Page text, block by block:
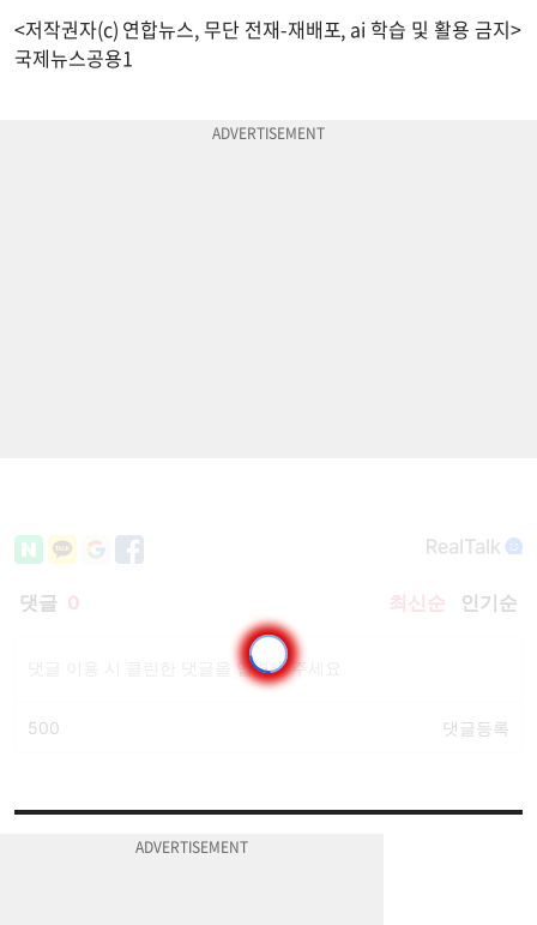
<저작권자(c) 연합뉴스, 무단 전재-재배포, ai 학습 및 활용 금지>
국제뉴스공용1